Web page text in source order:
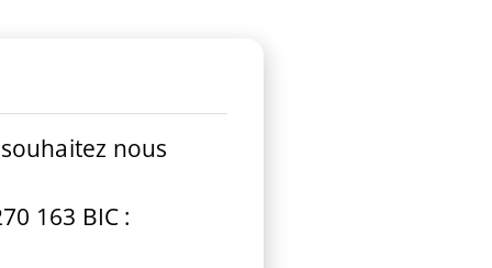
nous
163 BIC :